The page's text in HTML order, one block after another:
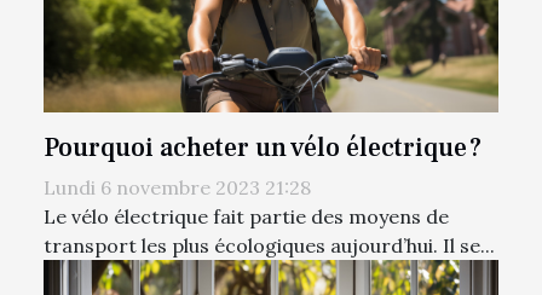
Pourquoi acheter un vélo électrique ?
Lundi 6 novembre 2023 21:28
Le vélo électrique fait partie des moyens de
transport les plus écologiques aujourd’hui. Il se...